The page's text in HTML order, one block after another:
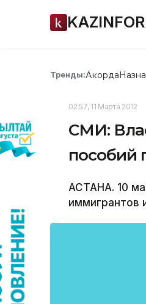
Тренды:Акорда
02:57, 11 Марта 2012
СМИ:
пособий
АСТАНА. 10
иммигрантов